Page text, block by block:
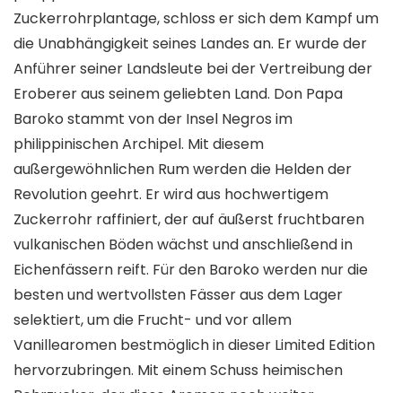
Zuckerrohrplantage, schloss er sich dem Kampf um
die Unabhängigkeit seines Landes an. Er wurde der
Anführer seiner Landsleute bei der Vertreibung der
Eroberer aus seinem geliebten Land. Don Papa
Baroko stammt von der Insel Negros im
philippinischen Archipel. Mit diesem
außergewöhnlichen Rum werden die Helden der
Revolution geehrt. Er wird aus hochwertigem
Zuckerrohr raffiniert, der auf äußerst fruchtbaren
vulkanischen Böden wächst und anschließend in
Eichenfässern reift. Für den Baroko werden nur die
besten und wertvollsten Fässer aus dem Lager
selektiert, um die Frucht- und vor allem
Vanillearomen bestmöglich in dieser Limited Edition
hervorzubringen. Mit einem Schuss heimischen